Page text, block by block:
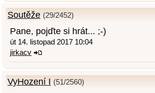
Soutěže (29/2452)
Pane, pojďte si hrát... ;-)
út 14. listopad 2017 10:04
jirkacv
VyHození I (51/2560)